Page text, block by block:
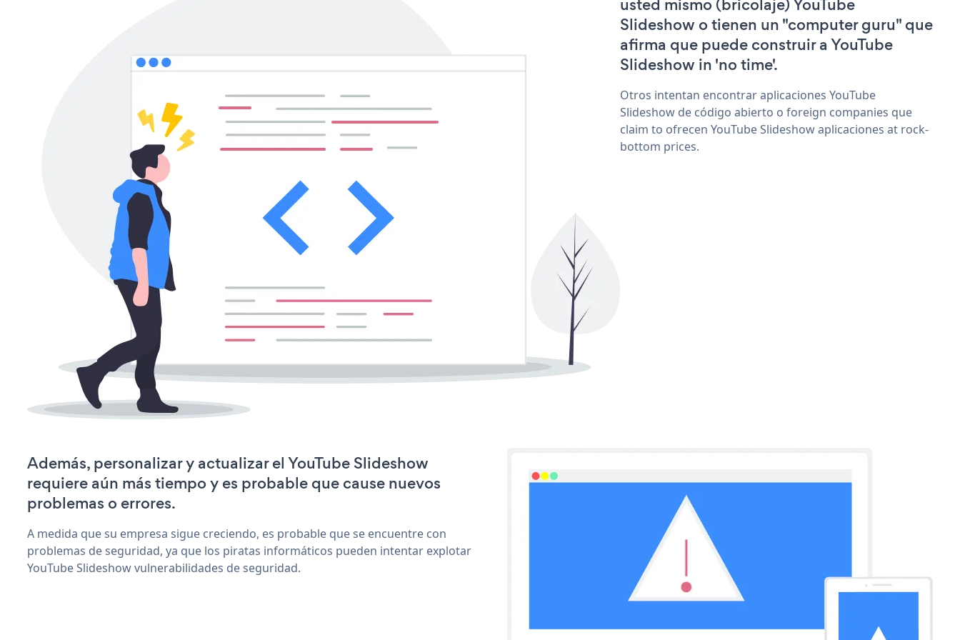
usted mismo (bricolaje) YouTube
Slideshow o tienen un "computer guru" que
afirma que puede construir a YouTube
Slideshow in 'no time'.
Otros intentan encontrar aplicaciones YouTube
Slideshow de código abierto o foreign companies que
claim to ofrecen YouTube Slideshow aplicaciones at rock-
bottom prices.
Además, personalizar y actualizar el YouTube Slideshow
requiere aún más tiempo y es probable que cause nuevos
problemas o errores.
A medida que su empresa sigue creciendo, es probable que se encuentre con
problemas de seguridad, ya que los piratas informáticos pueden intentar explotar
YouTube Slideshow vulnerabilidades de seguridad.